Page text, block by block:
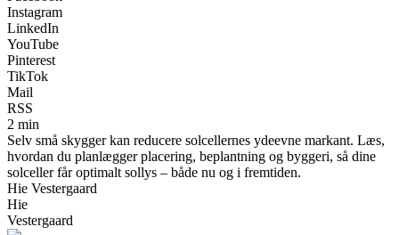
Instagram
LinkedIn
YouTube
Pinterest
TikTok
Mail
RSS
2 min
Selv små skygger kan reducere solcellernes ydeevne markant. Læs,
hvordan du planlægger placering, beplantning og byggeri, så dine
solceller får optimalt sollys – både nu og i fremtiden.
Hie Vestergaard
Hie
Vestergaard